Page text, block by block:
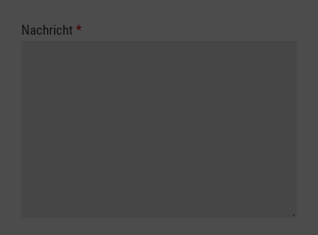
Nachricht *